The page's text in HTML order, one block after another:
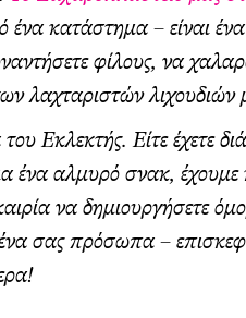
ένα κατάστημα – είναι
φίλους, να
λαχταριστών λιχουδιών
Εκλεκτής. Είτε έχετε
ένα αλμυρό σνακ, έχουμε
να δημιουργήσετε
σας πρόσωπα –